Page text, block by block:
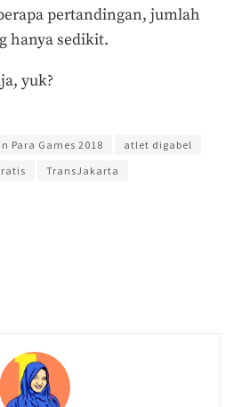
pertandingan, jumlah
hanya sedikit.
yuk?
Para Games 2018
atlet digabel
TransJakarta